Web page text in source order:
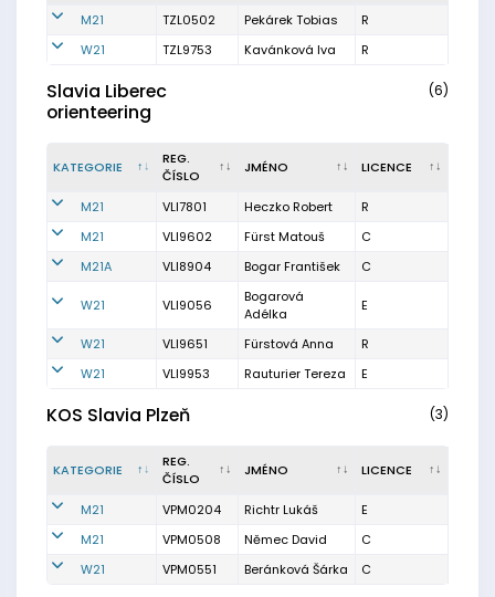
M21 TZL0502 Pekárek Tobias
R
W21
TZL9753 Kavánková Iva R
Slavia Liberec
orienteering
(6)
KATEGORIE
REG.
ČÍSLO
JMÉNO LICENCE
M21 VLI7801 Heczko Robert
R
M21
VLI9602 Fürst Matouš
C
M21A
VLI8904 Bogar František C
W21 VLI9056
Bogarová
Adélka
E
W21 VLI9651 Fürstová Anna
R
W21
VLI9953 Rauturier Tereza E
KOS Slavia Plzeň (3)
KATEGORIE
REG.
ČÍSLO
JMÉNO LICENCE
M21 VPM0204 Richtr Lukáš
E
M21
VPM0508 Němec David
C
W21
VPM0551 Beránková Šárka C